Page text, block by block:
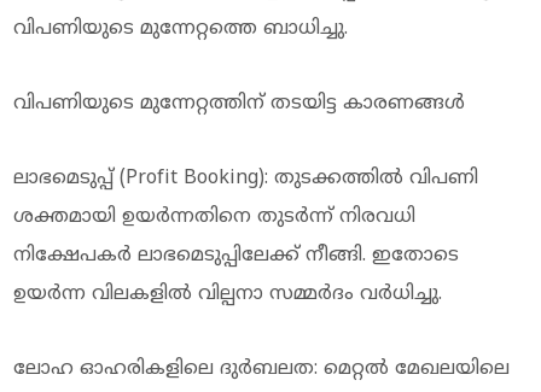
വിപണിയുടെ മുന്നേറ്റത്തെ ബാധിച്ചു.
വിപണിയുടെ മുന്നേറ്റത്തിന് തടയിട്ട കാരണങ്ങൾ
ലാഭമെടുപ്പ് (Profit Booking): തുടക്കത്തിൽ വിപണി
ശക്തമായി ഉയർന്നതിനെ തുടർന്ന് നിരവധി
നിക്ഷേപകർ ലാഭമെടുപ്പിലേക്ക് നീങ്ങി. ഇതോടെ
ഉയർന്ന വിലകളിൽ വില്പനാ സമ്മർദം വർധിച്ചു.
ലോഹ ഓഹരികളിലെ ദുർബലത: മെറ്റൽ മേഖലയിലെ